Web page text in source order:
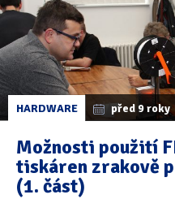
HARDWARE před 9 roky
Možnosti použití
tiskáren zrakově
(1. část)